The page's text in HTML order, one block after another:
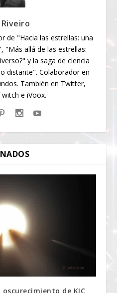
de "Hacia las estrellas: una
"Más allá de las estrellas:
y la saga de ciencia
distante". Colaborador en
También en Twitter,
e iVoox.
de KIC